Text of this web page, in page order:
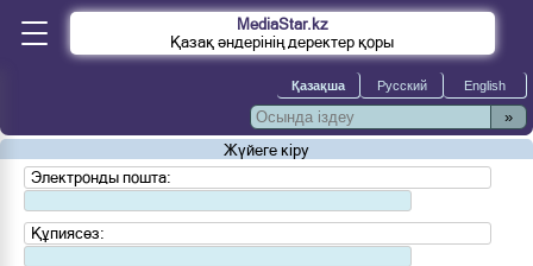
MediaStar.kz
Қазақ әндерінің деректер қоры
»
Жүйеге кіру
Электронды пошта:
Құпиясөз: